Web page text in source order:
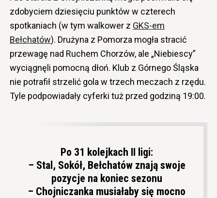
zdobyciem dziesięciu punktów w czterech
spotkaniach (w tym walkower z GKS-em
Bełchatów). Drużyna z Pomorza mogła stracić
przewagę nad Ruchem Chorzów, ale „Niebiescy”
wyciągnęli pomocną dłoń. Klub z Górnego Śląska
nie potrafił strzelić gola w trzech meczach z rzędu.
Tyle podpowiadały cyferki tuż przed godziną 19:00.
Po 31 kolejkach II ligi:
– Stal, Sokół, Bełchatów znają swoje
pozycje na koniec sezonu
– Chojniczanka musiałaby się mocno